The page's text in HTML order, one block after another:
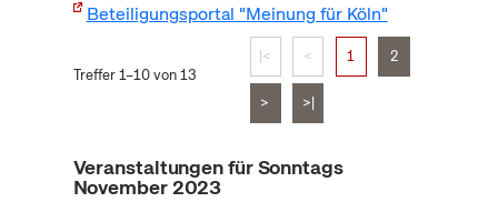
Beteiligungsportal "Meinung für Köln"
Treffer 1–10 von 13
|< < 1 2
> >|
Veranstaltungen für Sonntags
November 2023